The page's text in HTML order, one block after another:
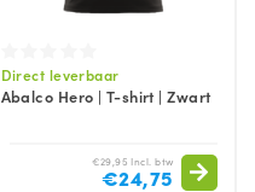
Direct leverbaar
Abalco Hero | T-shirt | Zwart
€29,95 Incl. btw
€24,75